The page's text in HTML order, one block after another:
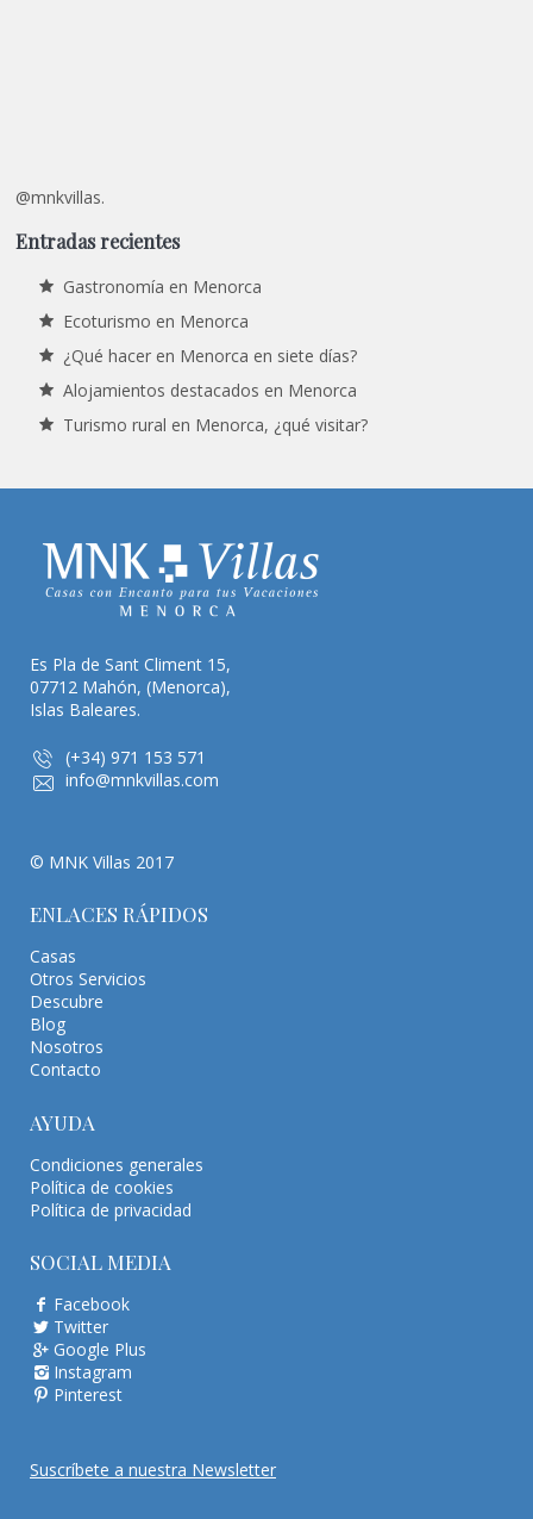
@mnkvillas.
Entradas recientes
Gastronomía en Menorca
Ecoturismo en Menorca
¿Qué hacer en Menorca en siete días?
Alojamientos destacados en Menorca
Turismo rural en Menorca, ¿qué visitar?
Es Pla de Sant Climent 15,
07712 Mahón, (Menorca),
Islas Baleares.
(+34) 971 153 571
info@mnkvillas.com
© MNK Villas 2017
ENLACES RÁPIDOS
Casas
Otros Servicios
Descubre
Blog
Nosotros
Contacto
AYUDA
Condiciones generales
Política de cookies
Política de privacidad
SOCIAL MEDIA
Facebook
Twitter
Google Plus
Instagram
Pinterest
Suscríbete a nuestra Newsletter